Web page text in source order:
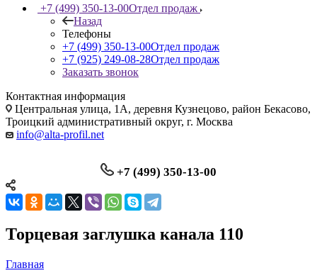
+7 (499) 350-13-00Отдел продаж
Назад
Телефоны
+7 (499) 350-13-00Отдел продаж
+7 (925) 249-08-28Отдел продаж
Заказать звонок
Контактная информация
Центральная улица, 1А, деревня Кузнецово, район Бекасово,
Троицкий административный округ, г. Москва
info@alta-profil.net
+7 (499) 350-13-00
Торцевая заглушка канала 110
Главная